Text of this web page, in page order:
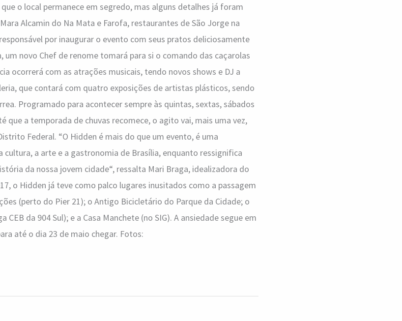
o local permanece em segredo, mas alguns detalhes já foram
Alcamin do Na Mata e Farofa, restaurantes de São Jorge na
por inaugurar o evento com seus pratos deliciosamente
um novo Chef de renome tomará para si o comando das caçarolas
ocorrerá com as atrações musicais, tendo novos shows e DJ a
que contará com quatro exposições de artistas plásticos, sendo
Programado para acontecer sempre às quintas, sextas, sábados
que a temporada de chuvas recomece, o agito vai, mais uma vez,
Federal. “O Hidden é mais do que um evento, é uma
cultura, a arte e a gastronomia de Brasília, enquanto ressignifica
da nossa jovem cidade“, ressalta Mari Braga, idealizadora do
o Hidden já teve como palco lugares inusitados como a passagem
(perto do Pier 21); o Antigo Bicicletário do Parque da Cidade; o
CEB da 904 Sul); e a Casa Manchete (no SIG). A ansiedade segue em
até o dia 23 de maio chegar. Fotos: